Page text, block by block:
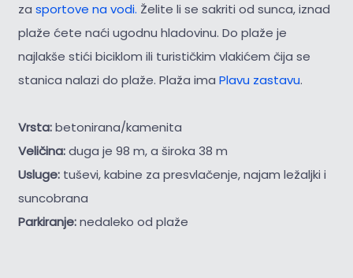
za sportove na vodi. Želite li se sakriti od sunca, iznad
plaže ćete naći ugodnu hladovinu. Do plaže je
najlakše stići biciklom ili turističkim vlakićem čija se
stanica nalazi do plaže. Plaža ima Plavu zastavu.
Vrsta:betonirana/kamenita
Veličina:duga je 98 m, a široka 38 m
Usluge: tuševi, kabine za presvlačenje, najam ležaljki i
suncobrana
Parkiranje:nedaleko od plaže